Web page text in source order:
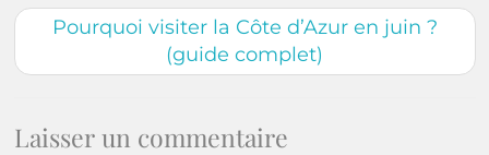
Pourquoi visiter la Côte d’Azur en juin ?
(guide complet)
Laisser un commentaire